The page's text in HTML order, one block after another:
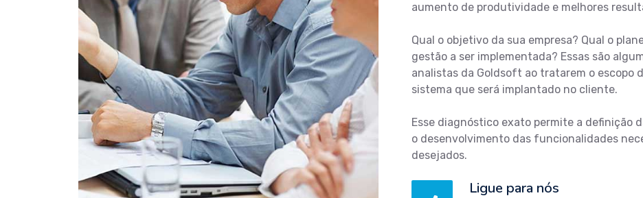
aumento de produtividade e melhores
Qual o objetivo da sua empresa? Qual o
gestão a ser implementada? Essas são
analistas da Goldsoft ao tratarem o escopo
sistema que será implantado no cliente.
Esse diagnóstico exato permite a definição
o desenvolvimento das funcionalidades
desejados.
Ligue para nós